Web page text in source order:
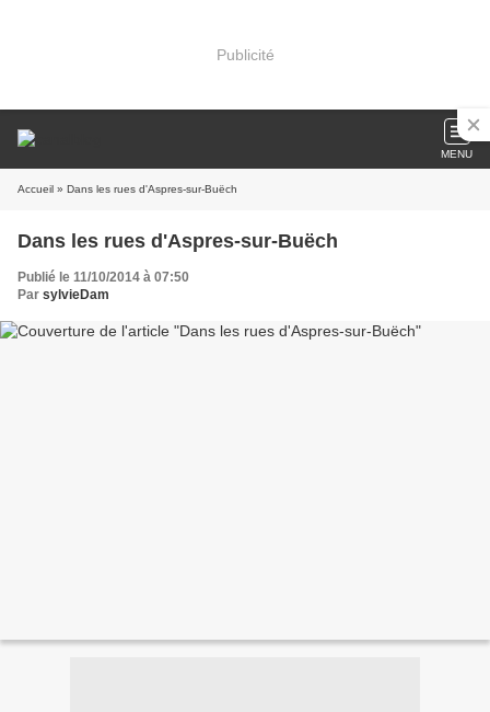
Publicité
MENU
Accueil » Dans les rues d'Aspres-sur-Buëch
Dans les rues d'Aspres-sur-Buëch
Publié le 11/10/2014 à 07:50
Par sylvieDam